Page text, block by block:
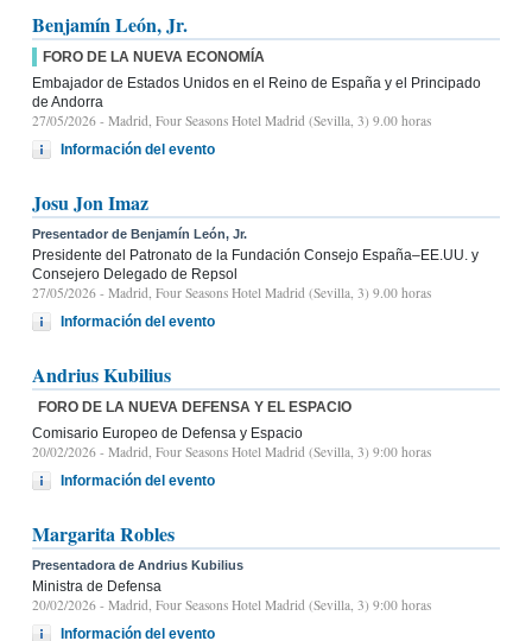
Benjamín León, Jr.
FORO DE LA NUEVA ECONOMÍA
Embajador de Estados Unidos en el Reino de España y el Principado
de Andorra
27/05/2026 - Madrid, Four Seasons Hotel Madrid (Sevilla, 3) 9.00 horas
Información del evento
Josu Jon Imaz
Presentador de Benjamín León, Jr.
Presidente del Patronato de la Fundación Consejo España–EE.UU. y
Consejero Delegado de Repsol
27/05/2026 - Madrid, Four Seasons Hotel Madrid (Sevilla, 3) 9.00 horas
Información del evento
Andrius Kubilius
FORO DE LA NUEVA DEFENSA Y EL ESPACIO
Comisario Europeo de Defensa y Espacio
20/02/2026 - Madrid, Four Seasons Hotel Madrid (Sevilla, 3) 9:00 horas
Información del evento
Margarita Robles
Presentadora de Andrius Kubilius
Ministra de Defensa
20/02/2026 - Madrid, Four Seasons Hotel Madrid (Sevilla, 3) 9:00 horas
Información del evento